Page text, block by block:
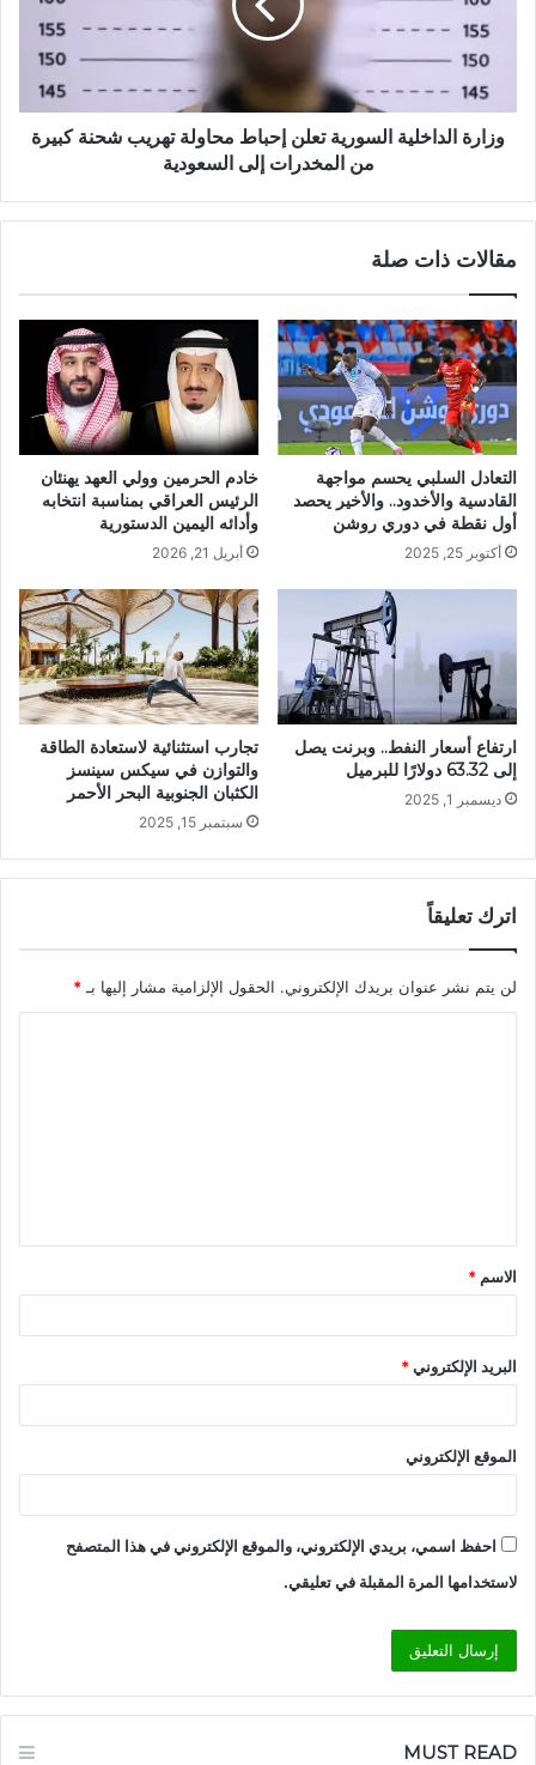
وزارة الداخلية السورية تعلن إحباط محاولة تهريب شحنة كبيرة
من المخدرات إلى السعودية
مقالات ذات صلة
التعادل السلبي يحسم مواجهة
القادسية والأخدود.. والأخير يحصد
أول نقطة في دوري روشن
أكتوبر 25, 2025
خادم الحرمين وولي العهد يهنئان
الرئيس العراقي بمناسبة انتخابه
وأدائه اليمين الدستورية
أبريل 21, 2026
ارتفاع أسعار النفط.. وبرنت يصل
إلى 63.32 دولارًا للبرميل
ديسمبر 1, 2025
تجارب استثنائية لاستعادة الطاقة
والتوازن في سيكس سينسز
الكثبان الجنوبية البحر الأحمر
سبتمبر 15, 2025
اترك تعليقاً
لن يتم نشر عنوان بريدك الإلكتروني. الحقول الإلزامية مشار إليها بـ *
ق
*
الاسم *
البريد الإلكتروني*
الموقع الإلكتروني
احفظ اسمي، بريدي الإلكتروني، والموقع الإلكتروني في هذا المتصفح
لاستخدامها المرة المقبلة في تعليقي.
MUST READ